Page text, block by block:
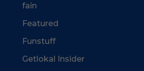
fain
Featured
Funstuff
Getlokal Insider